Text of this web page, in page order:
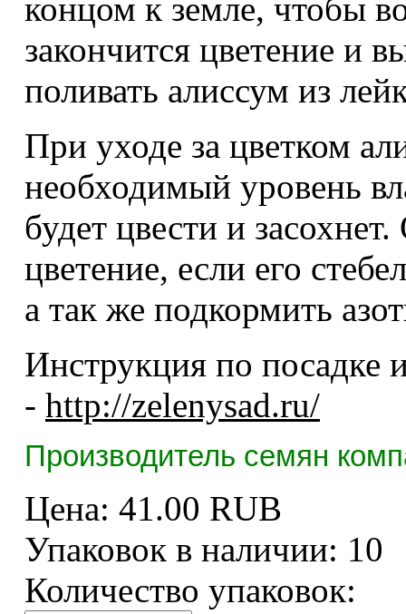
концом к земле, чтобы
закончится цветение и
поливать алиссум из
При уходе за цветком
необходимый уровень
будет цвести и
цветение, если его
а так же подкормить
Инструкция по посадке
- http://zelenysad.ru/
Производитель семян
Цена: 41.00 RUB
Упаковок в наличии: 10
Количество упаковок: